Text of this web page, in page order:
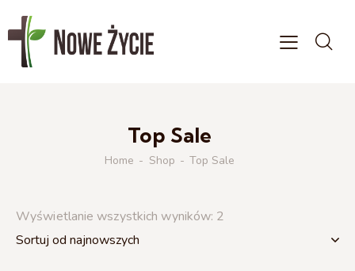
Top Sale
Home Shop Top Sale
Wyświetlanie wszystkich wyników: 2